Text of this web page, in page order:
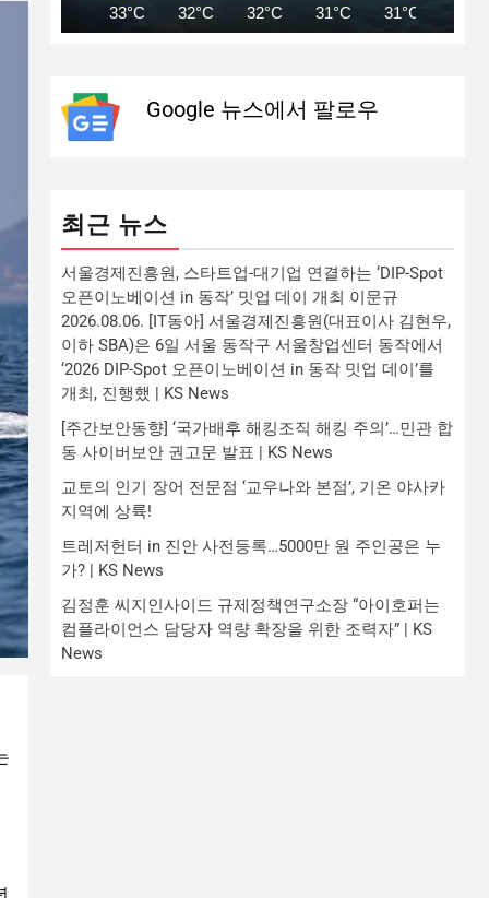
33°C 32°C 32°C 31°C 31°C
Google 뉴스에서 팔로우
최근 뉴스
서울경제진흥원, 스타트업-대기업 연결하는 ‘DIP-Spot
오픈이노베이션 in 동작’ 밋업 데이 개최 이문규
2026.08.06. [IT동아] 서울경제진흥원(대표이사 김현우,
이하 SBA)은 6일 서울 동작구 서울창업센터 동작에서
‘2026 DIP-Spot 오픈이노베이션 in 동작 밋업 데이’를
개최, 진행했 | KS News
[주간보안동향] ‘국가배후 해킹조직 해킹 주의’…민관 합
동 사이버보안 권고문 발표 | KS News
교토의 인기 장어 전문점 ‘교우나와 본점’, 기온 야사카
지역에 상륙!
트레저헌터 in 진안 사전등록…5000만 원 주인공은 누
가? | KS News
김정훈 씨지인사이드 규제정책연구소장 “아이호퍼는
컴플라이언스 담당자 역량 확장을 위한 조력자” | KS
News